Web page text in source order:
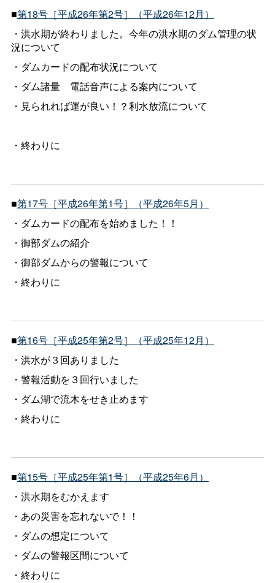
■第18号［平成26年第2号］（平成26年12月）
・洪水期が終わりました。今年の洪水期のダム管理の状
況について
・ダムカードの配布状況について
・ダム諸量 電話音声による案内について
・見られれば運が良い！？利水放流について
・終わりに
■第17号［平成26年第1号］（平成26年5月）
・ダムカードの配布を始めました！！
・御部ダムの紹介
・御部ダムからの警報について
・終わりに
■第16号［平成25年第2号］（平成25年12月）
・洪水が３回ありました
・警報活動を３回行いました
・ダム湖で流木をせき止めます
・終わりに
■第15号［平成25年第1号］（平成25年6月）
・洪水期をむかえます
・あの災害を忘れないで！！
・ダムの想定について
・ダムの警報区間について
・終わりに